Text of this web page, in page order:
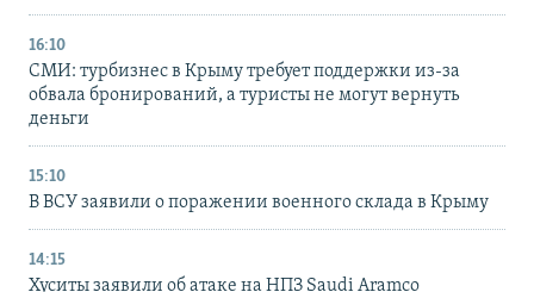
16:10
СМИ: турбизнес в Крыму требует поддержки из-за
обвала бронирований, а туристы не могут вернуть
деньги
15:10
В ВСУ заявили о поражении военного склада в Крыму
14:15
Хуситы заявили об атаке на НПЗ Saudi Aramco